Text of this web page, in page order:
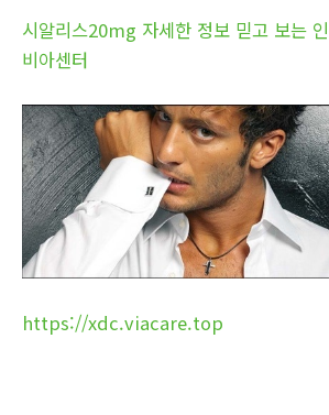
시알리스20mg 자세한 정보 믿고 보는
비아센터
https://xdc.viacare.top